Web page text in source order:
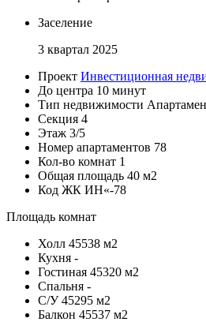
Заселение
3 квартал 2025
Проект Инвестиционная
До центра 10 минут
Тип недвижимости
Секция 4
Этаж 3/5
Номер апартаментов 78
Кол-во комнат 1
Общая площадь 40 м2
Код ЖК ИН«-78
Площадь комнат
Холл 45538 м2
Кухня -
Гостиная 45320 м2
Спальня -
С/У 45295 м2
Балкон 45537 м2